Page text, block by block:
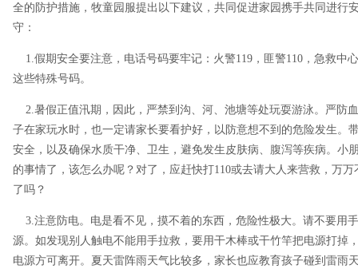
全的防护措施，牧童园服提出以下建议，共同促进家园携手共同进行
守：
1.假期安全要注意，电话号码要牢记：火警119，匪警110，急救中
这些特殊号码。
2.暑假正值汛期，因此，严禁到沟、河、池塘等处玩耍游泳。严防
子在家玩水时，也一定请家长要看护好，以防意想不到的危险发生。
安全，以及确保水质干净、卫生，避免发生皮肤病、腹泻等疾病。小
的事情了，该怎么办呢？对了，应赶快打110或去请大人来营救，万
了吗？
3.注意防电。电是看不见，摸不着的东西，危险性极大。请不要用
源。如发现别人触电不能用手拉救，要用干木棒或干竹竿把电源打掉
电源方可离开。夏天雷阵雨天气比较多，家长也应教育孩子碰到雷雨